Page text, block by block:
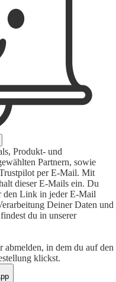
Produkt- und
Partnern, sowie
per E-Mail. Mit
dieser E-Mails ein. Du
den Link in jeder E-Mail
Deiner Daten und
du in unserer
in dem du auf den
klickst.